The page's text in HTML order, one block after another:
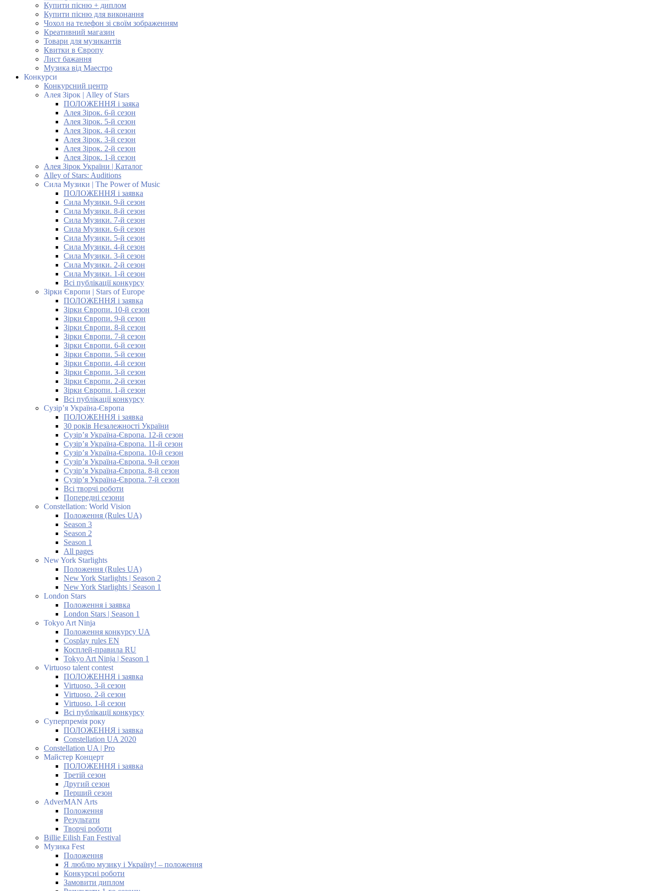
Купити пісню + диплом
Купити пісню для виконання
Чохол на телефон зі своїм зображенням
Креативний магазин
Товари для музикантів
Квитки в Європу
Лист бажання
Музика від Маестро
Конкурси
Конкурсний центр
Алея Зірок | Alley of Stars
ПОЛОЖЕННЯ і заяка
Алея Зірок. 6-й сезон
Алея Зірок. 5-й сезон
Алея Зірок. 4-й сезон
Алея Зірок. 3-й сезон
Алея Зірок. 2-й сезон
Алея Зірок. 1-й сезон
Алея Зірок України | Каталог
Alley of Stars: Auditions
Сила Музики | The Power of Music
ПОЛОЖЕННЯ і заявка
Сила Музики. 9-й сезон
Сила Музики. 8-й сезон
Сила Музики. 7-й сезон
Сила Музики. 6-й сезон
Сила Музики. 5-й сезон
Сила Музики. 4-й сезон
Сила Музики. 3-й сезон
Сила Музики. 2-й сезон
Сила Музики. 1-й сезон
Всі публікації конкурсу
Зірки Європи | Stars of Europe
ПОЛОЖЕННЯ і заявка
Зірки Європи. 10-й сезон
Зірки Європи. 9-й сезон
Зірки Європи. 8-й сезон
Зірки Європи. 7-й сезон
Зірки Європи. 6-й сезон
Зірки Європи. 5-й сезон
Зірки Європи. 4-й сезон
Зірки Європи. 3-й сезон
Зірки Європи. 2-й сезон
Зірки Європи. 1-й сезон
Всі публікації конкурсу
Сузір’я Україна-Європа
ПОЛОЖЕННЯ і заявка
30 років Незалежності України
Сузір’я Україна-Європа. 12-й сезон
Сузір’я Україна-Європа. 11-й сезон
Сузір’я Україна-Європа. 10-й сезон
Сузір’я Україна-Європа. 9-й сезон
Сузір’я Україна-Європа. 8-й сезон
Сузір’я Україна-Європа. 7-й сезон
Всі творчі роботи
Попередні сезони
Constellation: World Vision
Положення (Rules UA)
Season 3
Season 2
Season 1
All pages
New York Starlights
Положення (Rules UA)
New York Starlights | Season 2
New York Starlights | Season 1
London Stars
Положення і заявка
London Stars | Season 1
Tokyo Art Ninja
Положення конкурсу UA
Cosplay rules EN
Косплей-правила RU
Tokyo Art Ninja | Season 1
Virtuoso talent contest
ПОЛОЖЕННЯ і заявка
Virtuoso. 3-й сезон
Virtuoso. 2-й сезон
Virtuoso. 1-й сезон
Всі публікації конкурсу
Суперпремія року
ПОЛОЖЕННЯ і заявка
Constellation UA 2020
Constellation UA | Pro
Майстер Концерт
ПОЛОЖЕННЯ і заявка
Третій сезон
Другий сезон
Перший сезон
AdverMAN Arts
Положення
Результати
Творчі роботи
Billie Eilish Fan Festival
Музика Fest
Положення
Я люблю музику і Україну! – положення
Конкурсні роботи
Замовити диплом